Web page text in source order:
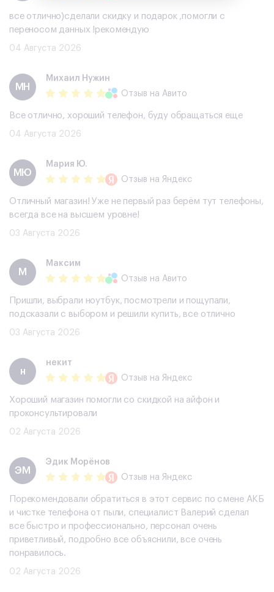
все отлично)сделали скидку и подарок ,помогли с
переносом данных !рекомендую
04 Августа 2026
МН
Михаил Нужин
Отзыв на Авито
Все отлично, хороший телефон, буду обращаться еще
04 Августа 2026
МЮ
Мария Ю.
Отзыв на Яндекс
Отличный магазин! Уже не первый раз берём тут телефоны,
всегда все на высшем уровне!
03 Августа 2026
М
Максим
Отзыв на Авито
Пришли, выбрали ноутбук, посмотрели и пощупали,
подсказали с выбором и решили купить, все отлично
03 Августа 2026
н
некит
Отзыв на Яндекс
Хороший магазин помогли со скидкой на айфон и
проконсультировали
02 Августа 2026
ЭМ
Эдик Морёнов
Отзыв на Яндекс
Порекомендовали обратиться в этот сервис по смене АКБ
и чистке телефона от пыли, специалист Валерий сделал
все быстро и профессионально, персонал очень
приветливый, подробно все объяснили, все очень
понравилось.
02 Августа 2026